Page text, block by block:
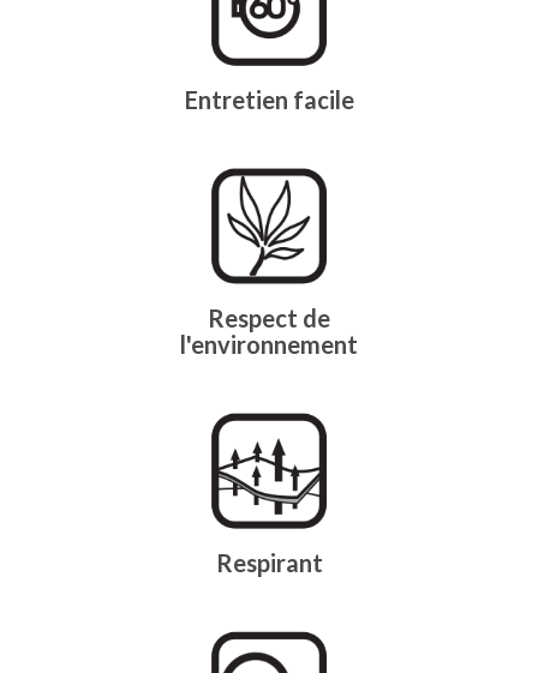
Entretien facile
Respect de
l'environnement
Respirant